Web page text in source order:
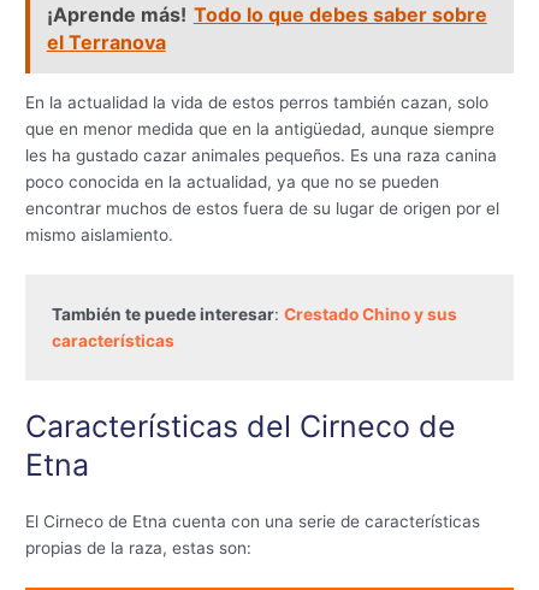
¡Aprende más! Todo lo que debes saber sobre
el Terranova
En la actualidad la vida de estos perros también cazan, solo
que en menor medida que en la antigüedad, aunque siempre
les ha gustado cazar animales pequeños. Es una raza canina
poco conocida en la actualidad, ya que no se pueden
encontrar muchos de estos fuera de su lugar de origen por el
mismo aislamiento.
También te puede interesar: Crestado Chino y sus
características
Características del Cirneco de
Etna
El Cirneco de Etna cuenta con una serie de características
propias de la raza, estas son: